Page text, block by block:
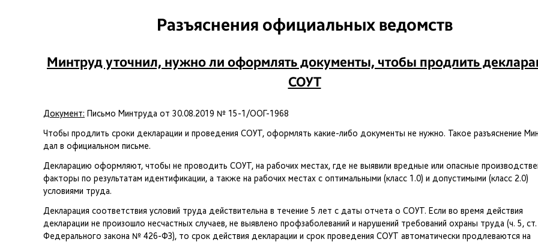
Разъяснения официальных ведомств
Минтруд уточнил, нужно ли оформлять документы, чтобы продлить
СОУТ
Документ: Письмо Минтруда от 30.08.2019 № 15-1/ООГ-1968
Чтобы продлить сроки декларации и проведения СОУТ, оформлять какие-либо документы не нужно. Такое разъяснение
дал в официальном письме.
Декларацию оформляют, чтобы не проводить СОУТ, на рабочих местах, где не выявили вредные или опасные
факторы по результатам идентификации, а также на рабочих местах с оптимальными (класс 1.0) и допустимыми (класс 2.0)
условиями труда.
Декларация соответствия условий труда действительна в течение 5 лет с даты отчета о СОУТ. Если во время действия
декларации не произошло несчастных случаев, не выявлено профзаболеваний и нарушений требований охраны труда (ч. 5, ст.
Федерального закона № 426-ФЗ), то срок действия декларации и срок проведения СОУТ автоматически продлеваются на